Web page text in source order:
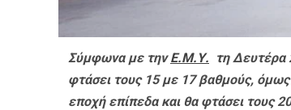
Σύμφωνα με τηνΕ.Μ.Υ. τη Δευτέρα
φτάσει τους 15 με 17 βαθμούς, όμως
εποχή επίπεδα και θα φτάσει τους